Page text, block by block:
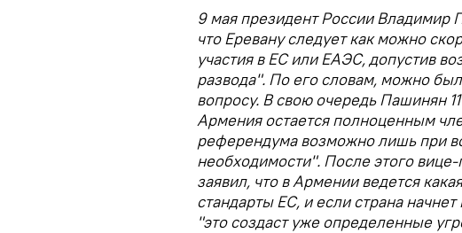
9 мая президент России Владимир
что Еревану следует как можно
участия в ЕС или ЕАЭС, допустив
развода". По его словам, можно
вопросу. В свою очередь Пашинян
Армения остается полноценным
референдума возможно лишь при
необходимости". После этого
заявил, что в Армении ведется
стандарты ЕС, и если страна
"это создаст уже определенные